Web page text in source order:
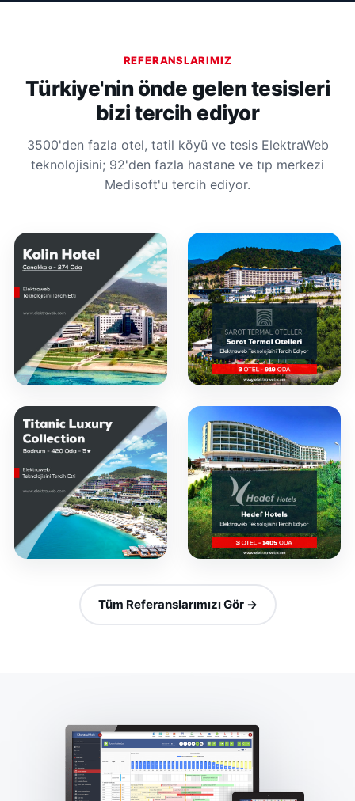
REFERANSLARIMIZ
Türkiye'nin önde gelen tesisleri
bizi tercih ediyor
3500'den fazla otel, tatil köyü ve tesis ElektraWeb
teknolojisini; 92'den fazla hastane ve tıp merkezi
Medisoft'u tercih ediyor.
Tüm Referanslarımızı Gör →